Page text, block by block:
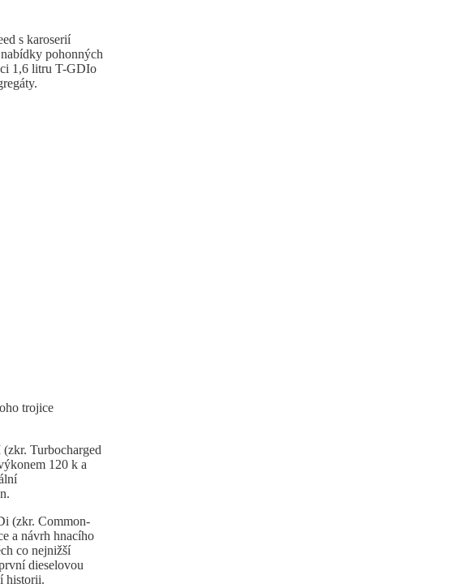
s karoserií
pohonných
1,6 litru T-GDIo
trojice
Turbocharged
120 k a
(zkr. Common-
a návrh hnacího
co nejnižší
dieselovou
historii.